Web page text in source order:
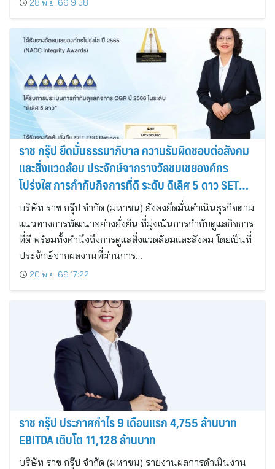
28 พ.ย. 66 9:58
ราช กรุ๊ป ยึดมั่นธรรมาภิบาล ความรับผิดชอบต่อสังคม
และสิ่งแวดล้อม ประจักษ์จากรางวัลชมเชยองค์กร
โปร่งใส การกำกับกิจการที่ดี ระดับ ดีเลิศ 5 ดาว SET
ESG Ratings ระดับ AA
บริษัท ราช กรุ๊ป จำกัด (มหาชน) ยังคงยึดมั่นดำเนินธุรกิจตาม
แนวทางการพัฒนาอย่างยั่งยืน ที่มุ่งเน้นการกำกับดูแลกิจการ
ที่ดี พร้อมทั้งคำนึงถึงการดูแลสิ่งแวดล้อมและสังคม โดยเป็นที่
ประจักษ์จากผลงานที่ผ่านการ…
20 พ.ย. 66 17:22
ราช กรุ๊ป ประกาศกำไร 9 เดือนแรก 4,755 ล้านบาท
EBITDA เติบโต 11,128 ล้านบาท
บริษัท ราช กรุ๊ป จำกัด (มหาชน) รายงานผลการดำเนินงาน